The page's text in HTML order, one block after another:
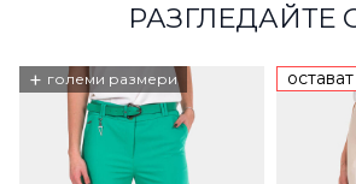
РАЗГЛЕДАЙТЕ
+ големи размери